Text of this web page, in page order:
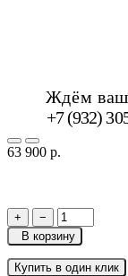
Ждём
+7 (932)
63 900 р.
+
−
В корзину
Купить в один клик